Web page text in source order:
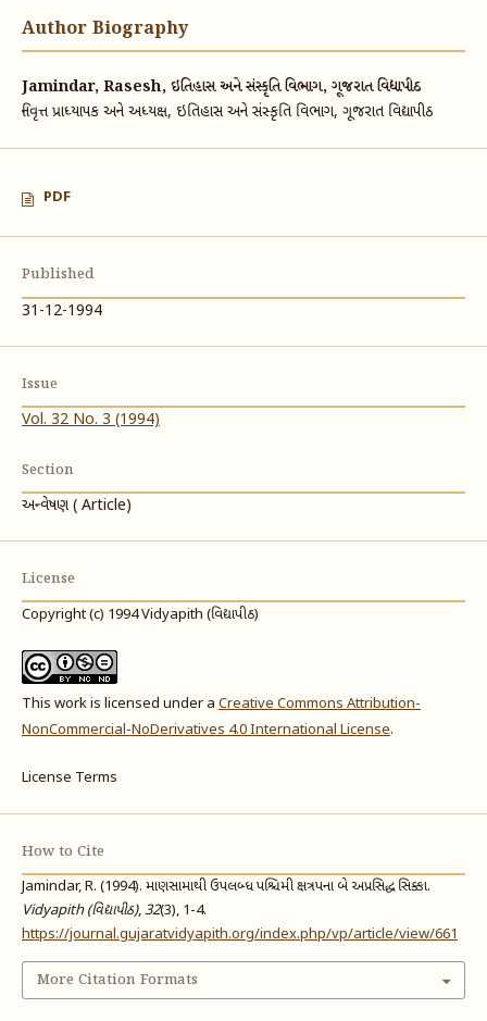
Author Biography
Jamindar, Rasesh, ઇતિહાસ અને સંસ્કૃતિ વિભાગ, ગૂજરાત વિદ્યાપીઠ
નિવૃત્ત પ્રાધ્યાપક અને અધ્યક્ષ, ઇતિહાસ અને સંસ્કૃતિ વિભાગ, ગૂજરાત વિદ્યાપીઠ
PDF
Published
31-12-1994
Issue
Vol. 32 No. 3 (1994)
Section
અન્વેષણ ( Article)
License
Copyright (c) 1994 Vidyapith (વિદ્યાપીઠ)
This work is licensed under a Creative Commons Attribution-
NonCommercial-NoDerivatives 4.0 International License.
License Terms
How to Cite
Jamindar, R. (1994). માણસામાથી ઉપલબ્ધ પશ્ચિમી ક્ષત્રપના બે અપ્રસિદ્ધ સિક્કા.
Vidyapith (વિદ્યાપીઠ),32(3), 1-4.
https://journal.gujaratvidyapith.org/index.php/vp/article/view/661
More Citation Formats